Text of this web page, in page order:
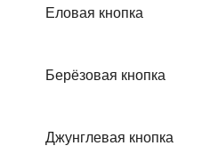
Еловая кнопка
Берёзовая кнопка
Джунглевая кнопка